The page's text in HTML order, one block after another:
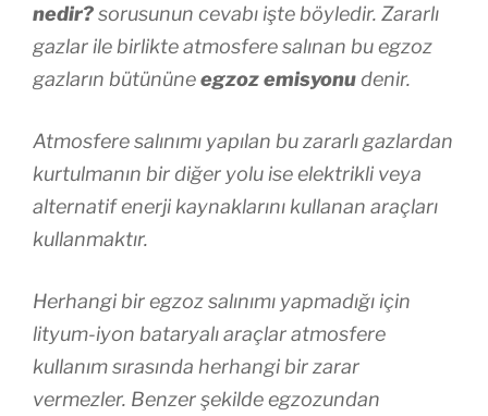
nedir?sorusunun cevabı işte böyledir. Zararlı
gazlar ile birlikte atmosfere salınan bu egzoz
gazların bütününeegzoz emisyonudenir.
Atmosfere salınımı yapılan bu zararlı gazlardan
kurtulmanın bir diğer yolu ise elektrikli veya
alternatif enerji kaynaklarını kullanan araçları
kullanmaktır.
Herhangi bir egzoz salınımı yapmadığı için
lityum-iyon bataryalı araçlar atmosfere
kullanım sırasında herhangi bir zarar
vermezler. Benzer şekilde egzozundan